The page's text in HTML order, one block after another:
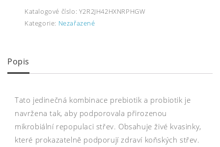
Katalogové číslo: Y2R2JH42HXNRPHGW
Kategorie: Nezařazené
Popis
Tato jedinečná kombinace prebiotik a probiotik je
navržena tak, aby podporovala přirozenou
mikrobiální repopulaci střev. Obsahuje živé kvasinky,
které prokazatelně podporují zdraví koňských střev.